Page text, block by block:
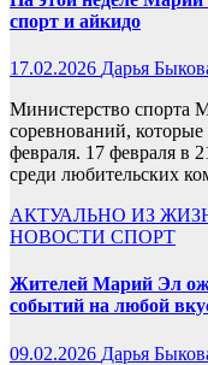
спорт и айкидо
17.02.2026 Дарья
Министерство спорта
соревнований,
февраля. 17 февраля в
среди любительских
АКТУАЛЬНО ИЗ
НОВОСТИ СПОРТ
Жителей Марий Эл
событий на любой
09.02.2026 Дарья